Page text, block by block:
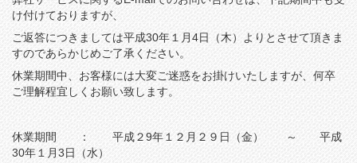
け付けておりますが、
ご返答につきましては平成30年１月4日（木）よりとさせて頂きま
すのであらかじめご了承ください。
休業期間中、お客様には大変ご迷惑をお掛けいたしますが、何卒
ご理解程宜しくお願い致します。
休業期間 ： 平成２9年１２月２９日（金） ～ 平成
30年１月3日（水）